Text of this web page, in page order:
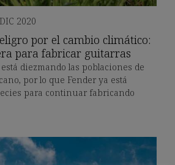
2020
por el cambio climático:
para fabricar guitarras
diezmando las poblaciones de
por lo que Fender ya está
para continuar fabricando